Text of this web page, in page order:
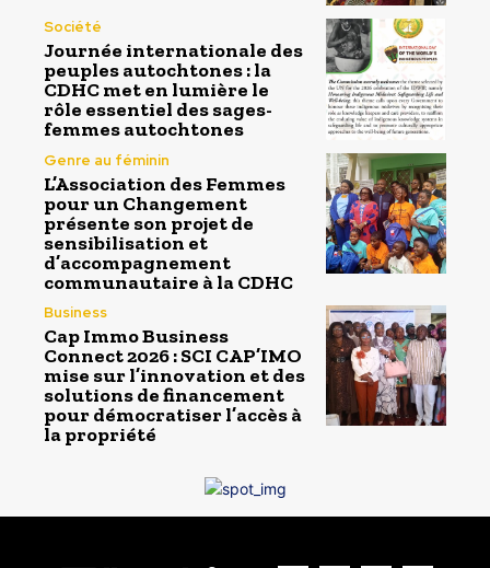
Société
Journée internationale des
peuples autochtones : la
CDHC met en lumière le
rôle essentiel des sages-
femmes autochtones
Genre au féminin
L’Association des Femmes
pour un Changement
présente son projet de
sensibilisation et
d’accompagnement
communautaire à la CDHC
Business
Cap Immo Business
Connect 2026 : SCI CAP’IMO
mise sur l’innovation et des
solutions de financement
pour démocratiser l’accès à
la propriété